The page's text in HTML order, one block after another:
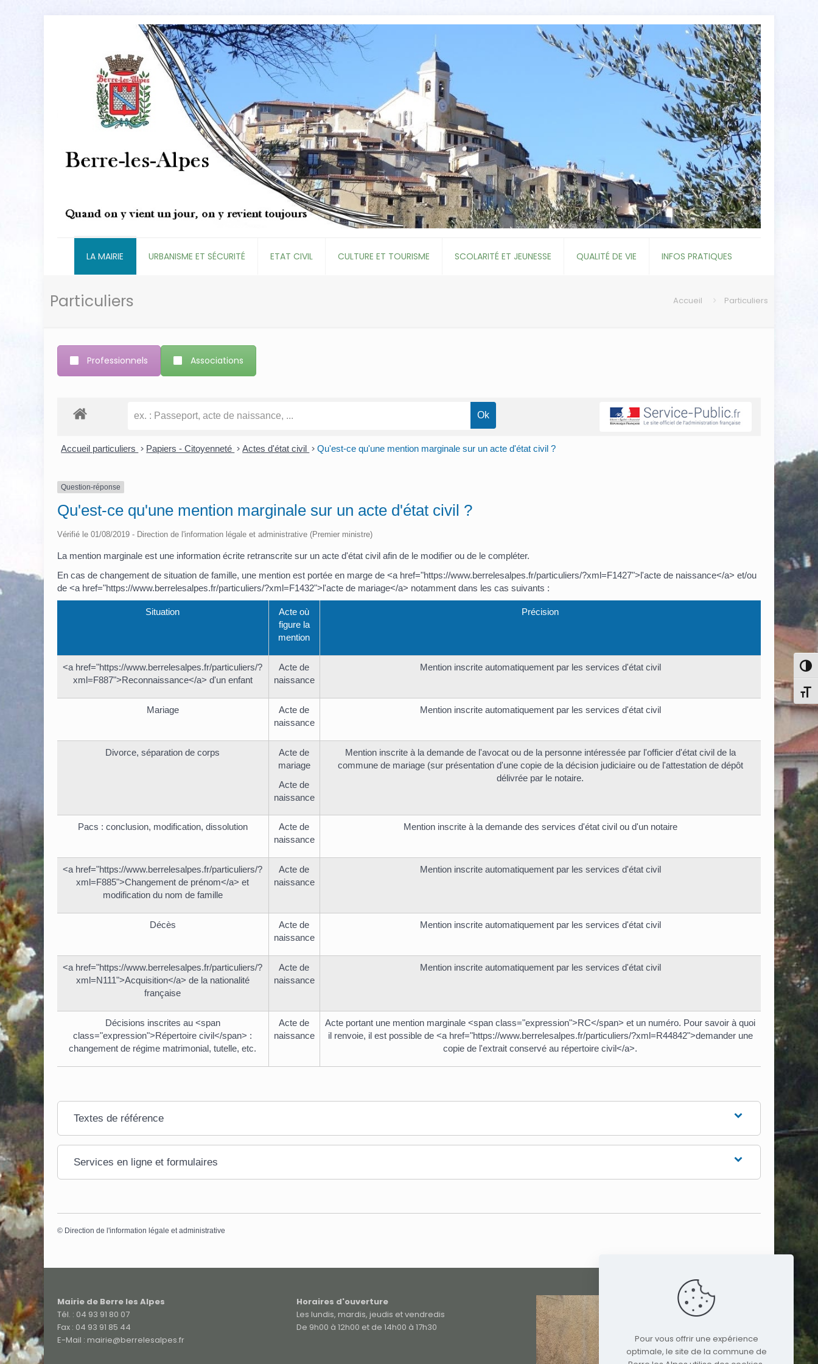
LA MAIRIE URBANISME ET SÉCURITÉ ETAT CIVIL CULTURE ET TOURISME SCOLARITÉ ET JEUNESSE QUALITÉ DE VIE INFOS PRATIQUES
Particuliers Accueil Particuliers
Professionnels Associations
Accueil particuliers > Papiers - Citoyenneté > Actes d'état civil > Qu'est-ce qu'une mention marginale sur un acte d'état civil ?
Question-réponse
Qu'est-ce qu'une mention marginale sur un acte d'état civil ?
Vérifié le 01/08/2019 - Direction de l'information légale et administrative (Premier ministre)
La mention marginale est une information écrite retranscrite sur un acte d'état civil afin de le modifier ou de le compléter.
En cas de changement de situation de famille, une mention est portée en marge de <a href="https://www.berrelesalpes.fr/particuliers/?xml=F1427">l'acte de naissance</a> et/ou
de <a href="https://www.berrelesalpes.fr/particuliers/?xml=F1432">l'acte de mariage</a> notamment dans les cas suivants :
Situation
Acte où
figure la
mention
Précision
<a href="https://www.berrelesalpes.fr/particuliers/?
xml=F887">Reconnaissance</a> d'un enfant
Acte de
naissance
Mention inscrite automatiquement par les services d'état civil
Mariage
Acte de
naissance
Mention inscrite automatiquement par les services d'état civil
Divorce, séparation de corps
Acte de
mariage
Acte de
naissance
Mention inscrite à la demande de l'avocat ou de la personne intéressée par l'officier d'état civil de la
commune de mariage (sur présentation d'une copie de la décision judiciaire ou de l'attestation de dépôt
délivrée par le notaire.
Pacs : conclusion, modification, dissolution
Acte de
naissance
Mention inscrite à la demande des services d'état civil ou d'un notaire
<a href="https://www.berrelesalpes.fr/particuliers/?
xml=F885">Changement de prénom</a> et
modification du nom de famille
Acte de
naissance
Mention inscrite automatiquement par les services d'état civil
Décès
Acte de
naissance
Mention inscrite automatiquement par les services d'état civil
<a href="https://www.berrelesalpes.fr/particuliers/?
xml=N111">Acquisition</a> de la nationalité
française
Acte de
naissance
Mention inscrite automatiquement par les services d'état civil
Décisions inscrites au <span
class="expression">Répertoire civil</span> :
changement de régime matrimonial, tutelle, etc.
Acte de
naissance
Acte portant une mention marginale <span class="expression">RC</span> et un numéro. Pour savoir à quoi
il renvoie, il est possible de <a href="https://www.berrelesalpes.fr/particuliers/?xml=R44842">demander une
copie de l'extrait conservé au répertoire civil</a>.
Textes de référence
Services en ligne et formulaires
© Direction de l'information légale et administrative
Mairie de Berre les Alpes
Tél. : 04 93 91 80 07
Fax : 04 93 91 85 44
E-Mail : mairie@berrelesalpes.fr
Horaires d'ouverture
Les lundis, mardis, jeudis et vendredis
De 9h00 à 12h00 et de 14h00 à 17h30
Pour vous offrir une expérience
optimale, le site de la commune de